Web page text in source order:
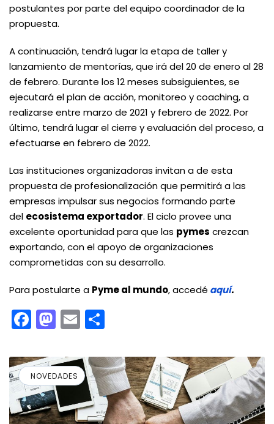
postulantes por parte del equipo coordinador de la
propuesta.
A continuación, tendrá lugar la etapa de taller y
lanzamiento de mentorías, que irá del 20 de enero al 28
de febrero. Durante los 12 meses subsiguientes, se
ejecutará el plan de acción, monitoreo y coaching, a
realizarse entre marzo de 2021 y febrero de 2022. Por
último, tendrá lugar el cierre y evaluación del proceso, a
efectuarse en febrero de 2022.
Las instituciones organizadoras invitan a de esta
propuesta de profesionalización que permitirá a las
empresas impulsar sus negocios formando parte
del ecosistema exportador. El ciclo provee una
excelente oportunidad para que las pymes crezcan
exportando, con el apoyo de organizaciones
comprometidas con su desarrollo.
Para postularte a Pyme al mundo, accedé aquí.
Facebook
Mastodon
Email
NOVEDADES